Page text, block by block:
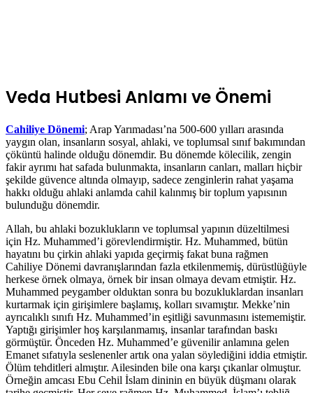
Veda Hutbesi Anlamı ve Önemi
Cahiliye Dönemi; Arap Yarımadası’na 500-600 yılları arasında
yaygın olan, insanların sosyal, ahlaki, ve toplumsal sınıf bakımından
çöküntü halinde olduğu dönemdir. Bu dönemde kölecilik, zengin
fakir ayrımı hat safada bulunmakta, insanların canları, malları hiçbir
şekilde güvence altında olmayıp, sadece zenginlerin rahat yaşama
hakkı olduğu ahlaki anlamda cahil kalınmış bir toplum yapısının
bulunduğu dönemdir.
Allah, bu ahlaki bozuklukların ve toplumsal yapının düzeltilmesi
için Hz. Muhammed’i görevlendirmiştir. Hz. Muhammed, bütün
hayatını bu çirkin ahlaki yapıda geçirmiş fakat buna rağmen
Cahiliye Dönemi davranışlarından fazla etkilenmemiş, dürüstlüğüyle
herkese örnek olmaya, örnek bir insan olmaya devam etmiştir. Hz.
Muhammed peygamber olduktan sonra bu bozukluklardan insanları
kurtarmak için girişimlere başlamış, kolları sıvamıştır. Mekke’nin
ayrıcalıklı sınıfı Hz. Muhammed’in eşitliği savunmasını istememiştir.
Yaptığı girişimler hoş karşılanmamış, insanlar tarafından baskı
görmüştür. Önceden Hz. Muhammed’e güvenilir anlamına gelen
Emanet sıfatıyla seslenenler artık ona yalan söylediğini iddia etmiştir.
Ölüm tehditleri almıştır. Ailesinden bile ona karşı çıkanlar olmuştur.
Örneğin amcası Ebu Cehil İslam dininin en büyük düşmanı olarak